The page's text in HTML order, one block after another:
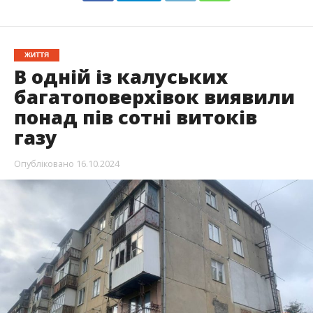
ЖИТТЯ
В одній із калуських
багатоповерхівок виявили
понад пів сотні витоків
газу
Опубліковано 16.10.2024